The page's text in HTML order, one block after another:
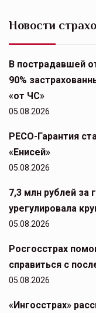
Новости
В пострадавшей
90%
«от ЧС»
05.08.2026
РЕСО-Гарантия
«Енисей»
05.08.2026
7,3 млн рублей за
урегулировала
05.08.2026
Росгосстрах
справиться с
05.08.2026
«Ингосстрах»